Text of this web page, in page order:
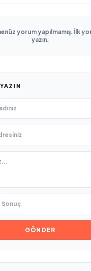
yorum yapılmamış. İlk
yazın.
GÖNDER